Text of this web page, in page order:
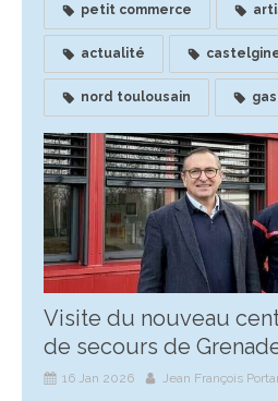
petit commerce
actualité
nord toulousain
Visite du nouveau
de secours de
16 Jan 2026 Jean François